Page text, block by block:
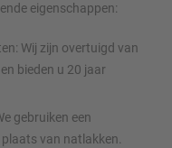
eigenschappen:
Wij zijn overtuigd van
bieden u 20 jaar
gebruiken een
van natlakken.